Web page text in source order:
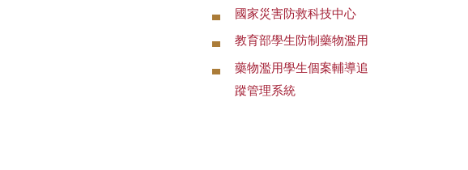
國家災害防救科技中心
教育部學生防制藥物濫用
藥物濫用學生個案輔導追
蹤管理系統